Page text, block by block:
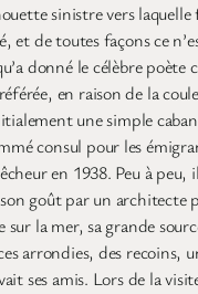
sinistre vers
et de toutes façons ce
donné le célèbre poète
en raison de la
une simple
consul pour les
en 1938. Peu à peu,
goût par un architecte
la mer, sa grande
arrondies, des recoins,
ses amis. Lors de la